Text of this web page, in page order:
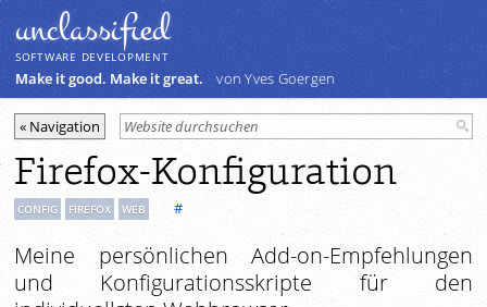
unclassiﬁed
SOFTWARE DEVELOPMENT
Make it good. Make it great. von Yves Goergen
Firefox-Konfiguration
CONFIG FIREFOX WEB #
Meine persönlichen Add-on-Empfehlungen
und Konfigurationsskripte für den